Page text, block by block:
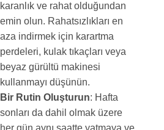
karanlık ve rahat olduğundan
emin olun. Rahatsızlıkları en
aza indirmek için karartma
perdeleri, kulak tıkaçları veya
beyaz gürültü makinesi
kullanmayı düşünün.
Bir Rutin Oluşturun: Hafta
sonları da dahil olmak üzere
her gün aynı saatte yatmaya ve